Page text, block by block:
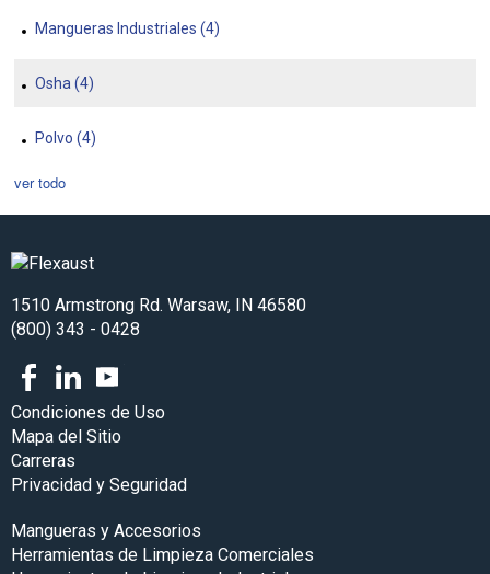
Mangueras Industriales (4)
Osha (4)
Polvo (4)
ver todo
1510 Armstrong Rd. Warsaw, IN 46580
(800) 343 - 0428
FacebookLinkedIn
Condiciones de Uso
Mapa del Sitio
Carreras
Privacidad y Seguridad
Mangueras y Accesorios
Herramientas de Limpieza Comerciales